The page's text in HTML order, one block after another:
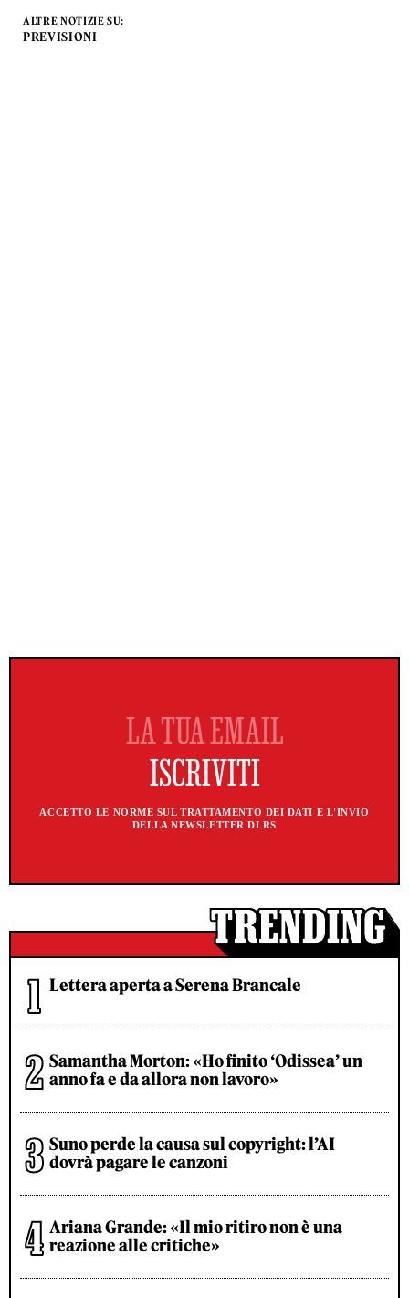
ALTRE NOTIZIE SU:
PREVISIONI
ACCETTO LE NORME SUL TRATTAMENTO DEI DATI E L'INVIO
DELLA NEWSLETTER DI RS
Lettera aperta a Serena Brancale
Samantha Morton: «Ho finito ‘Odissea’ un
anno fa e da allora non lavoro»
Suno perde la causa sul copyright: l’AI
dovrà pagare le canzoni
Ariana Grande: «Il mio ritiro non è una
reazione alle critiche»